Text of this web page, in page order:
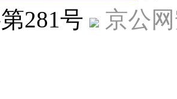
281号
京公